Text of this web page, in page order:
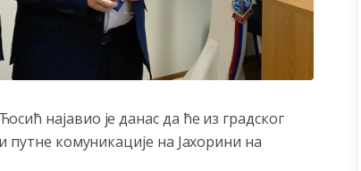
најавио је данас да ће из градског
комуникације на Јахорини на